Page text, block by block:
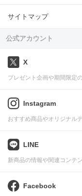
サイトマップ
公式アカウント
X
プレゼント企画や期間限定
Instagram
おすすめ商品やオリジナル
LINE
新商品の情報や関連コンテ
Facebook